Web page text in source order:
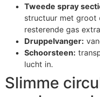
Tweede spray
structuur met groot
resterende gas
Druppelvanger:
Schoorsteen:
lucht in.
Slimme